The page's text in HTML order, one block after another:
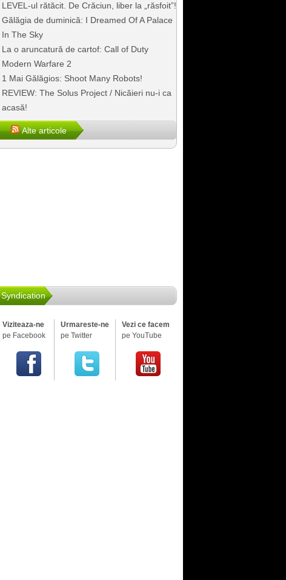
LEVEL-ul rătăcit. De Crăciun, liber la „răsfoit”!
Gălăgia de duminică: I Dreamed Of A Palace
In The Sky
La o aruncatură de cartof: Call of Duty
Modern Warfare 2
1 Mai Gălăgios: Shoot Many Robots!
REVIEW: The Solus Project / Nicăieri nu-i ca
acasă!
Alte articole
Syndication
Viziteaza-ne
pe Facebook
Urmareste-ne
pe Twitter
Vezi ce facem
pe YouTube